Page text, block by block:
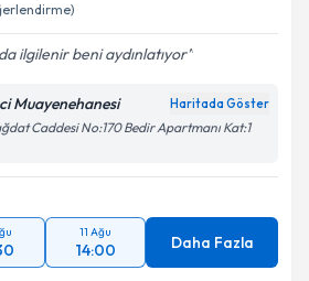
ilgilenir beni aydınlatıyor
Muayenehanesi Haritada Göster
Caddesi No:170 Bedir Apartmanı Kat:1
11 Ağu
14:00 Daha Fazla